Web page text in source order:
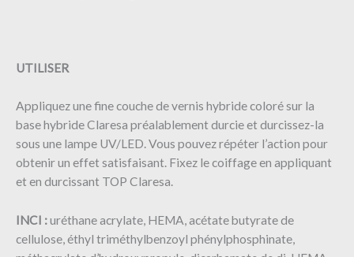
UTILISER
Appliquez une fine couche de vernis hybride coloré sur la
base hybride Claresa préalablement durcie et durcissez-la
sous une lampe UV/LED. Vous pouvez répéter l’action pour
obtenir un effet satisfaisant. Fixez le coiffage en appliquant
et en durcissant TOP Claresa.
INCI :uréthane acrylate, HEMA, acétate butyrate de
cellulose, éthyl triméthylbenzoyl phénylphosphinate,